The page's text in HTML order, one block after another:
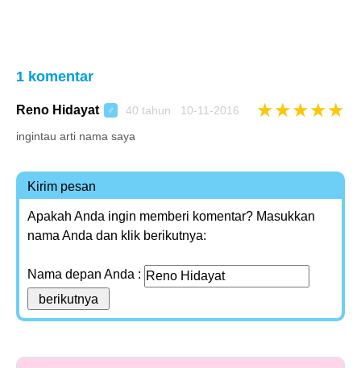
1 komentar
Reno Hidayat ♂ 40 tahun 10-11-2016 ★★★★★
ingintau arti nama saya
Kirim pesan
Apakah Anda ingin memberi komentar? Masukkan
nama Anda dan klik berikutnya:
Nama depan Anda :